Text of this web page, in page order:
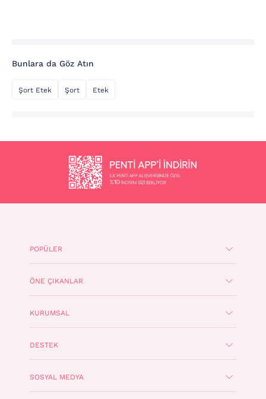
Bunlara da Göz Atın
Şort Etek Şort Etek
POPÜLER
ÖNE ÇIKANLAR
KURUMSAL
DESTEK
SOSYAL MEDYA